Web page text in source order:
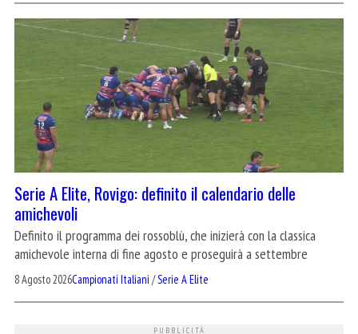
Serie A Elite, Rovigo: definito il calendario delle
amichevoli
Definito il programma dei rossoblù, che inizierà con la classica
amichevole interna di fine agosto e proseguirà a settembre
8 Agosto 2026Campionati Italiani /Serie A Elite